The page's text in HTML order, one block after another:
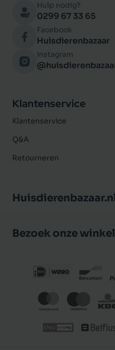
Hulp nodig?
0299 67 33 65
Facebook
Huisdierenbazaar
Instagram
Klantenservice
Klantenservice
Q&A
Retourneren
Klantbeoordelingen
Privacybeleid
Bezoek onze
J.P. Poelstraat 8
Nederland